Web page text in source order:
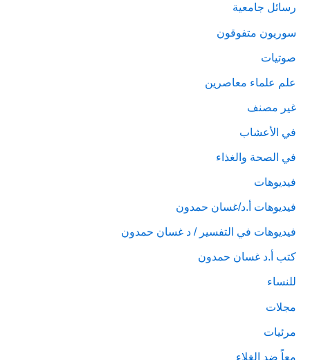
رسائل جامعية
سوريون متفوقون
صوتيات
علم علماء معاصرين
غير مصنف
في الأعشاب
في الصحة والغذاء
فيديوهات
فيديوهات أ.د/غسان حمدون
فيديوهات في التفسير / د غسان حمدون
كتب أ.د غسان حمدون
للنساء
مجلات
مرئيات
معاً ضد الغلاء